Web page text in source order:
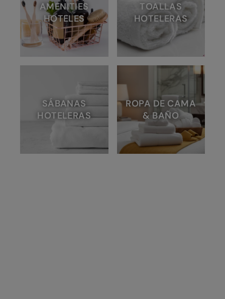
AMENITIES
HOTELES
TOALLAS
HOTELERAS
SÁBANAS
HOTELERAS
ROPA DE CAMA
& BAÑO